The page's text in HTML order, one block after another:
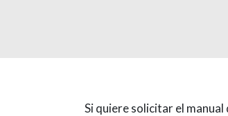
Si quiere solicitar el